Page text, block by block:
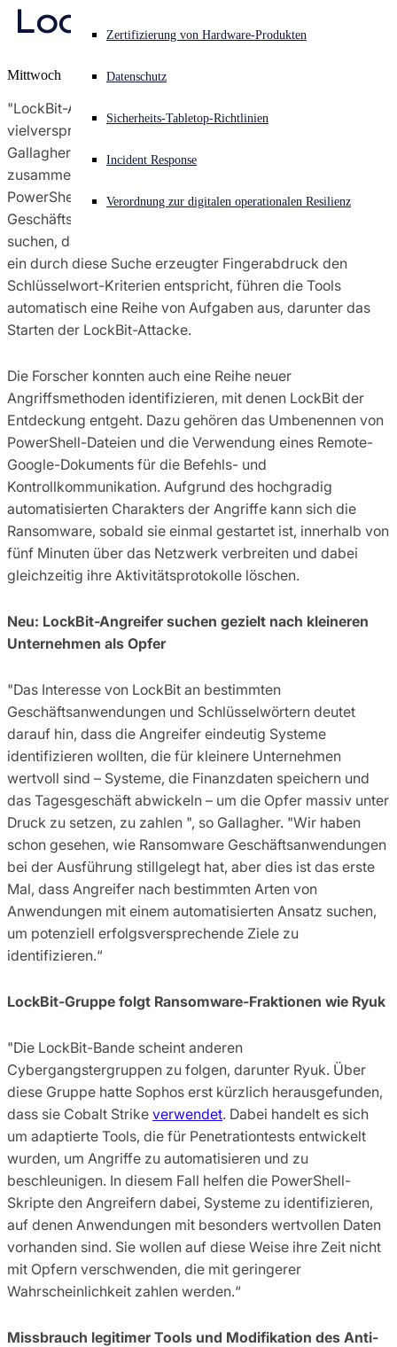
Akuter Cyberangriff? Fordern Sie Sofort-Hilfe an
Open search
Deutsch Open language switcher
Zertifizierung von Hardware-Produkten
Datenschutz
Sicherheits-Tabletop-Richtlinien
Incident Response
Verordnung zur digitalen operationalen Resilienz
Sophos X-Ops-Bedrohungsforschung
Auszeichnungen
Pressekontakte
LockBit-Ransomware
Mittwoch
"LockBit-Angreifer nutzen automatisierte Angriffstools, um
vielversprechende Ziele zu identifizieren", fasst Sean
Gallagher, Senior Threat Researcher bei Sophos,
zusammen. Die Analyse zeigt auf, wie die Kriminellen mit
PowerShell-Tools nach bestimmten
Geschäftsanwendungen in gehackten Netzwerken
suchen, darunter Steuer- und Buchhaltungssoftware. Wenn
ein durch diese Suche erzeugter Fingerabdruck den
Schlüsselwort-Kriterien entspricht, führen die Tools
automatisch eine Reihe von Aufgaben aus, darunter das
Starten der LockBit-Attacke.
Die Forscher konnten auch eine Reihe neuer
Angriffsmethoden identifizieren, mit denen LockBit der
Entdeckung entgeht. Dazu gehören das Umbenennen von
PowerShell-Dateien und die Verwendung eines Remote-
Google-Dokuments für die Befehls- und
Kontrollkommunikation. Aufgrund des hochgradig
automatisierten Charakters der Angriffe kann sich die
Ransomware, sobald sie einmal gestartet ist, innerhalb von
fünf Minuten über das Netzwerk verbreiten und dabei
gleichzeitig ihre Aktivitätsprotokolle löschen.
Neu: LockBit-Angreifer suchen gezielt nach kleineren
Unternehmen als Opfer
"Das Interesse von LockBit an bestimmten
Geschäftsanwendungen und Schlüsselwörtern deutet
darauf hin, dass die Angreifer eindeutig Systeme
identifizieren wollten, die für kleinere Unternehmen
wertvoll sind – Systeme, die Finanzdaten speichern und
das Tagesgeschäft abwickeln – um die Opfer massiv unter
Druck zu setzen, zu zahlen ", so Gallagher. "Wir haben
schon gesehen, wie Ransomware Geschäftsanwendungen
bei der Ausführung stillgelegt hat, aber dies ist das erste
Mal, dass Angreifer nach bestimmten Arten von
Anwendungen mit einem automatisierten Ansatz suchen,
um potenziell erfolgsversprechende Ziele zu
identifizieren.“
LockBit-Gruppe folgt Ransomware-Fraktionen wie Ryuk
"Die LockBit-Bande scheint anderen
Cybergangstergruppen zu folgen, darunter Ryuk. Über
diese Gruppe hatte Sophos erst kürzlich herausgefunden,
dass sie Cobalt Strike verwendet. Dabei handelt es sich
um adaptierte Tools, die für Penetrationtests entwickelt
wurden, um Angriffe zu automatisieren und zu
beschleunigen. In diesem Fall helfen die PowerShell-
Skripte den Angreifern dabei, Systeme zu identifizieren,
auf denen Anwendungen mit besonders wertvollen Daten
vorhanden sind. Sie wollen auf diese Weise ihre Zeit nicht
mit Opfern verschwenden, die mit geringerer
Wahrscheinlichkeit zahlen werden.“
Missbrauch legitimer Tools und Modifikation des Anti-